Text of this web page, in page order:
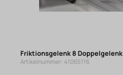
Friktionsgelenk 8
Artikelnummer: 41065116